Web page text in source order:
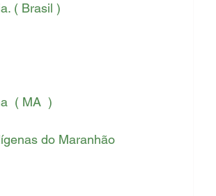
( Brasil )
( MA  )
do Maranhão